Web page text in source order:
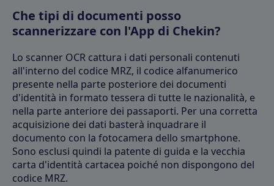
Che tipi di documenti posso
scannerizzare con l'App di Chekin?
Lo scanner OCR cattura i dati personali contenuti
all'interno del codice MRZ, il codice alfanumerico
presente nella parte posteriore dei documenti
d'identità in formato tessera di tutte le nazionalità, e
nella parte anteriore dei passaporti. Per una corretta
acquisizione dei dati basterà inquadrare il
documento con la fotocamera dello smartphone.
Sono esclusi quindi la patente di guida e la vecchia
carta d'identità cartacea poiché non dispongono del
codice MRZ.